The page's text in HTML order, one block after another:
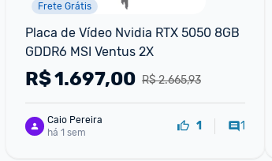
Frete Grátis
Placa de Vídeo Nvidia RTX 5050 8GB
GDDR6 MSI Ventus 2X
R$ 2.665,93
R$1.697,00
Caio Pereira
há 1 sem
1 1